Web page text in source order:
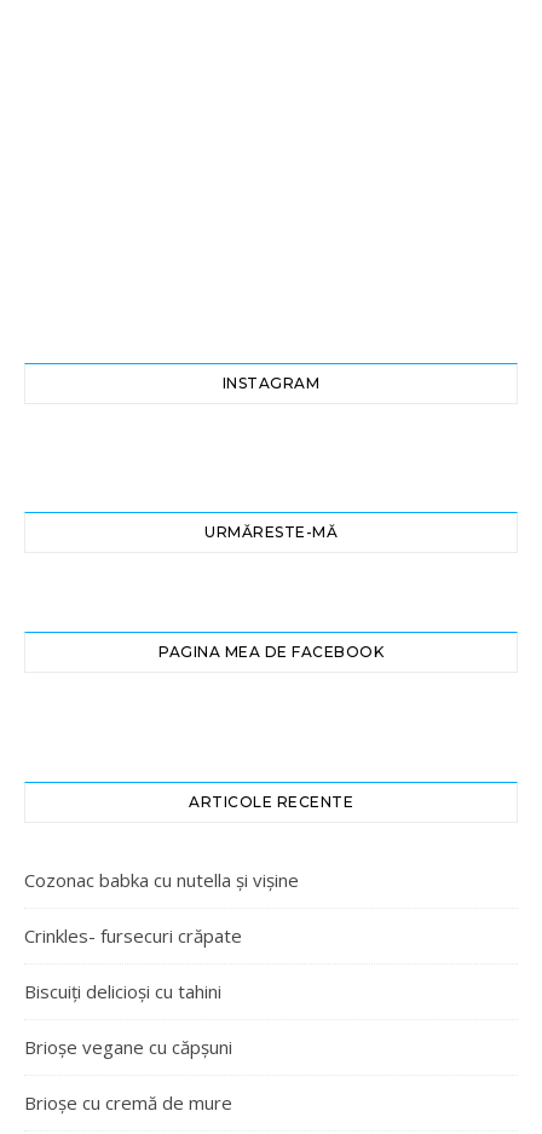
INSTAGRAM
URMĂRESTE-MĂ
PAGINA MEA DE FACEBOOK
ARTICOLE RECENTE
Cozonac babka cu nutella și vișine
Crinkles- fursecuri crăpate
Biscuiți delicioși cu tahini
Brioșe vegane cu căpșuni
Brioșe cu cremă de mure